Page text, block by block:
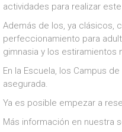
actividades para realizar
Además de los, ya clásicos,
perfeccionamiento para
gimnasia y los estiramientos
En la Escuela, los Campus
asegurada.
Ya es posible empezar a
Más información en nuestra